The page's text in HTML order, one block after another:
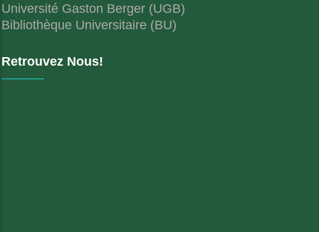
Université Gaston Berger (UGB)
Bibliothèque Universitaire (BU)
Retrouvez Nous!